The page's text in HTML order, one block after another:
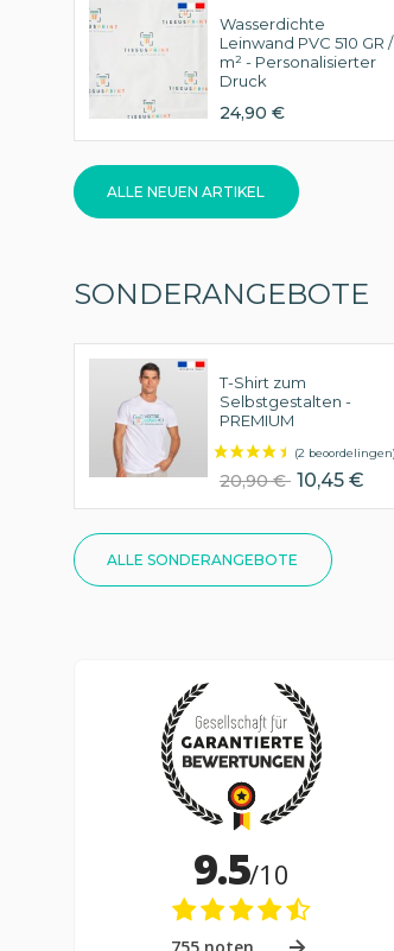
Wasserdichte
Leinwand PVC 510 GR /
m² - Personalisierter
Druck
24,90 €
ALLE NEUEN ARTIKEL
SONDERANGEBOTE
T-Shirt zum
Selbstgestalten -
PREMIUM
20,90 € 10,45 €
ALLE SONDERANGEBOTE